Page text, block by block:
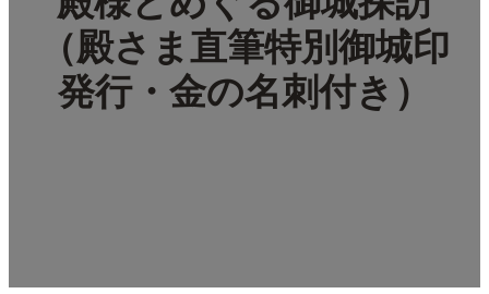
（殿さま直筆特別御城印
発行・金の名刺付き）